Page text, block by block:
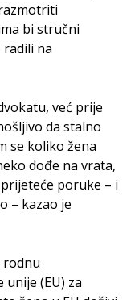
bi stručni
na
već prije
da stalno
se koliko žena
dođe na vrata,
poruke – i
– kazao je
rodnu
(EU) za